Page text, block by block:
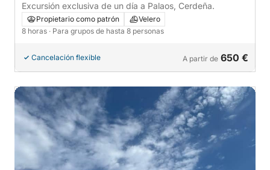
Excursión exclusiva de un día a Palaos, Cerdeña.
Propietario como patrón
Velero
8 horas · Para grupos de hasta 8 personas
Cancelación flexible A partir de 650 €